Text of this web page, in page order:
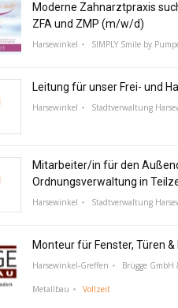
Moderne Zahnarztpraxis
ZFA und ZMP (m/w/d)
Harsewinkel SIMPLY Smile by
Leitung für unser Frei- und
Harsewinkel Stadtverwaltung
Mitarbeiter/in für den
Ordnungsverwaltung in
Harsewinkel Stadtverwaltung
Monteur für Fenster, Türen
Harsewinkel-Greffen Brügge GmbH
Metallbau Vollzeit